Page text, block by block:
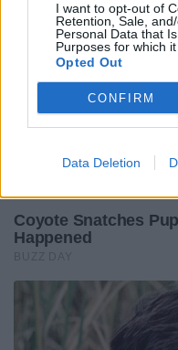
I want to opt-out of
Retention, Sale,
Personal Data that
Purposes for which it
Opted Out
CONFIRM
Data Deletion
appartenenza.